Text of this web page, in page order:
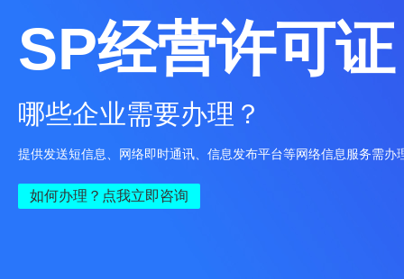
SP经营许可证
哪些企业需要办理？
提供发送短信息、网络即时通讯、信息发布平台等网络信息服务需办
如何办理？点我立即咨询